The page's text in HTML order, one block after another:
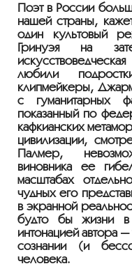
Поэт в России
нашей страны,
один культовый
Гринуэя на
любили
клипмейкеры,
с гуманитарных
показанный по
кафкианских
цивилизации,
Палмер,
виновника ее
масштабах
чудных его
в экранной
будто бы жизни в
интонацией автора
сознании (и
человека.